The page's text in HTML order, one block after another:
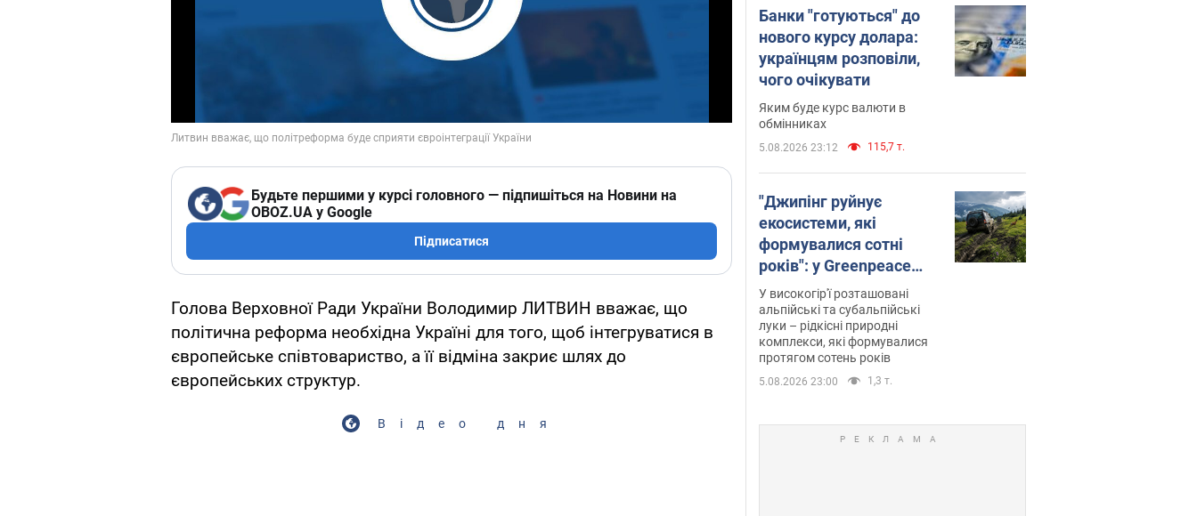
Play Video
Будьте першими у курсі головного — підпишіться на Новини на
OBOZ.UA у Google
Підписатися
Голова Верховної Ради України Володимир ЛИТВИН вважає, що
політична реформа необхідна Україні для того, щоб інтегруватися в
європейське співтовариство, а її відміна закриє шлях до
європейських структур.
Відео дня
Банки "готуються" до
нового курсу долара:
українцям розповіли,
чого очікувати
Яким буде курс валюти в
обмінниках
5.08.2026 23:12 115,7 т.
"Джипінг руйнує
екосистеми, які
формувалися сотні
років": у Greenpeace
забили на сполох
У високогір'ї розташовані
альпійські та субальпійські
луки – рідкісні природні
комплекси, які формувалися
протягом сотень років
5.08.2026 23:00 1,3 т.